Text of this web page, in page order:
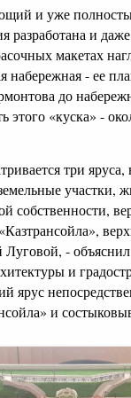
и уже
разработана и
макетах
набережная - ее
до
этого «куска» -
три яруса,
участки,
собственности,
Луговой, -
и
ярус
и